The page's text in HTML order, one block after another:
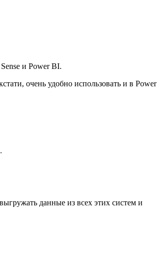
и Power BI.
очень удобно использовать и в Power
данные из всех этих систем и